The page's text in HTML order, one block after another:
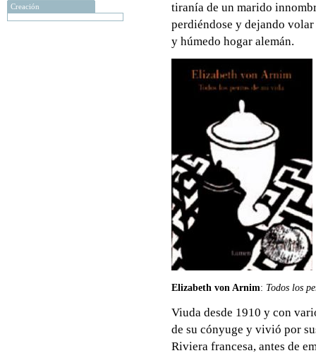
Creación
tiranía de un marido
perdiéndose y dejando
y húmedo hogar alemán.
Elizabeth von Arnim: Todos los
Viuda desde 1910 y con
de su cónyuge y vivió por
Riviera francesa, antes de